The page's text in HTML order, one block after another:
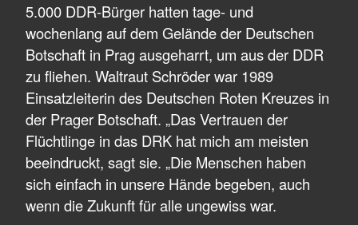
5.000 DDR-Bürger hatten tage- und
wochenlang auf dem Gelände der Deutschen
Botschaft in Prag ausgeharrt, um aus der DDR
zu fliehen. Waltraut Schröder war 1989
Einsatzleiterin des Deutschen Roten Kreuzes in
der Prager Botschaft. „Das Vertrauen der
Flüchtlinge in das DRK hat mich am meisten
beeindruckt, sagt sie. „Die Menschen haben
sich einfach in unsere Hände begeben, auch
wenn die Zukunft für alle ungewiss war.